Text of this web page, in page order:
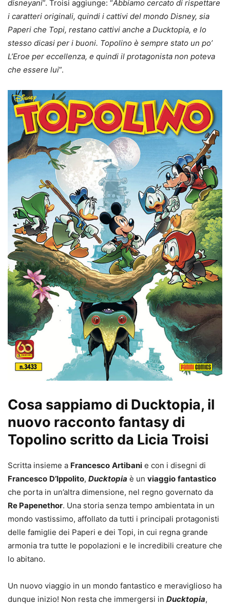
disneyani”. Troisi aggiunge: “Abbiamo cercato di rispettare
i caratteri originali, quindi i cattivi del mondo Disney, sia
Paperi che Topi, restano cattivi anche a Ducktopia, e lo
stesso dicasi per i buoni. Topolino è sempre stato un po’
L’Eroe per eccellenza, e quindi il protagonista non poteva
che essere lui”.
Cosa sappiamo di Ducktopia, il
nuovo racconto fantasy di
Topolino scritto da Licia Troisi
Scritta insieme a Francesco Artibani e con i disegni di
Francesco D’Ippolito, Ducktopia è un viaggio fantastico
che porta in un’altra dimensione, nel regno governato da
Re Papenethor. Una storia senza tempo ambientata in un
mondo vastissimo, affollato da tutti i principali protagonisti
delle famiglie dei Paperi e dei Topi, in cui regna grande
armonia tra tutte le popolazioni e le incredibili creature che
lo abitano.
Un nuovo viaggio in un mondo fantastico e meraviglioso ha
dunque inizio! Non resta che immergersi in Ducktopia,